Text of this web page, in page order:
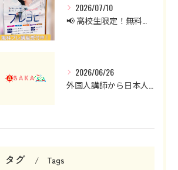
2026/07/10
2026/06/26
タグ Tags